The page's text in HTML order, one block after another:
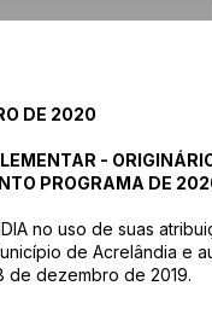
DE 2020
-
PROGRAMA DE
no uso de suas
de Acrelândia e
de dezembro de 2019.